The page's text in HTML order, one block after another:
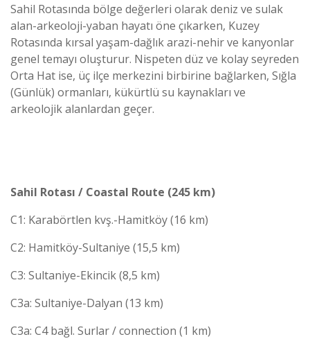
Sahil Rotasında bölge değerleri olarak deniz ve sulak
alan-arkeoloji-yaban hayatı öne çıkarken, Kuzey
Rotasında kırsal yaşam-dağlık arazi-nehir ve kanyonlar
genel temayı oluşturur. Nispeten düz ve kolay seyreden
Orta Hat ise, üç ilçe merkezini birbirine bağlarken, Sığla
(Günlük) ormanları, kükürtlü su kaynakları ve
arkeolojik alanlardan geçer.
Sahil Rotası / Coastal Route (245 km)
C1: Karabörtlen kvş.-Hamitköy (16 km)
C2: Hamitköy-Sultaniye (15,5 km)
C3: Sultaniye-Ekincik (8,5 km)
C3a: Sultaniye-Dalyan (13 km)
C3a: C4 bağl. Surlar / connection (1 km)